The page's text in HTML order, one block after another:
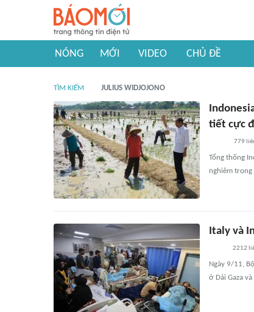
NÓNG MỚI VIDEO CHỦ ĐỀ
TÌM KIẾM JULIUS WIDJOJONO
tiết cực
779
Tổng thống
nghiêm
Italy và
2212
Ngày 9/11,
ở Dải Gaza